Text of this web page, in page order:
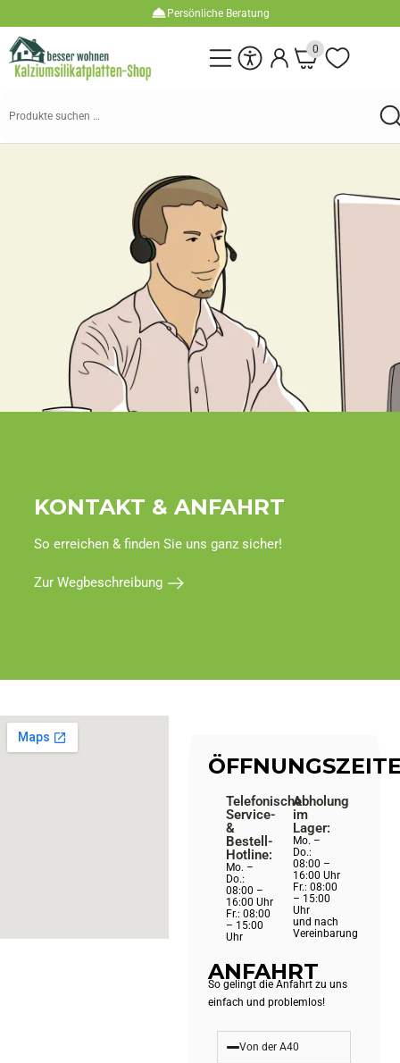
Persönliche Beratung
0
KONTAKT & ANFAHRT
So erreichen & finden Sie uns ganz sicher!
Zur Wegbeschreibung
Telefonische
Service-
&
Bestell-
Hotline:
Mo. –
Do.:
08:00 –
16:00 Uhr
Fr.: 08:00
– 15:00
Uhr
Abholung
im
Lager:
Mo. –
Do.:
08:00 –
16:00 Uhr
Fr.: 08:00
– 15:00
Uhr
und nach
Vereinbarung
ANFAHRT
So gelingt die Anfahrt zu uns
einfach und problemlos!
Von der A40